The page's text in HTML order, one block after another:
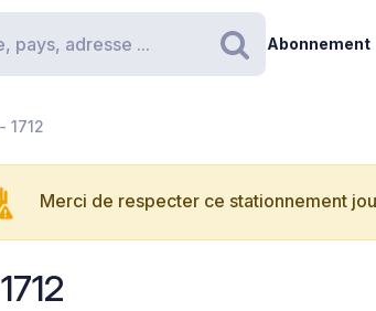
Abonnement
1712
Merci de respecter ce stationnement